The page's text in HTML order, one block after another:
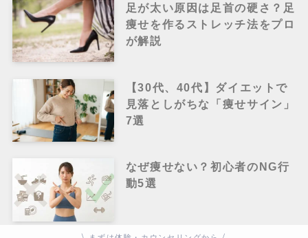
足が太い原因は足首の硬さ？足
痩せを作るストレッチ法をプロ
が解説
【30代、40代】ダイエットで
見落としがちな「痩せサイン」
7選
なぜ痩せない？初心者のNG行
動5選